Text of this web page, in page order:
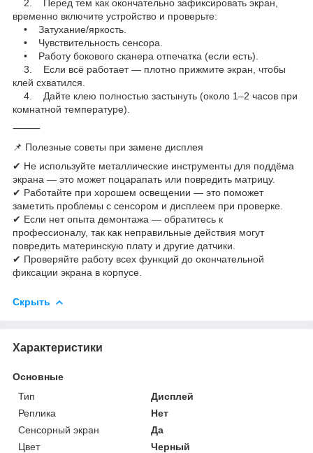
2. Перед тем как окончательно зафиксировать экран,
временно включите устройство и проверьте:
• Затухание/яркость.
• Чувствительность сенсора.
• Работу бокового сканера отпечатка (если есть).
3. Если всё работает — плотно прижмите экран, чтобы
клей схватился.
4. Дайте клею полностью застынуть (около 1–2 часов при
комнатной температуре).
⸻
📌 Полезные советы при замене дисплея
✔ Не используйте металлические инструменты для поддёма
экрана — это может поцарапать или повредить матрицу.
✔ Работайте при хорошем освещении — это поможет
заметить проблемы с сенсором и дисплеем при проверке.
✔ Если нет опыта демонтажа — обратитесь к
профессионалу, так как неправильные действия могут
повредить материнскую плату и другие датчики.
✔ Проверяйте работу всех функций до окончательной
фиксации экрана в корпусе.
Скрыть
Характеристики
Основные
Тип
Дисплей
Реплика
Нет
Сенсорный экран
Да
Цвет
Черный